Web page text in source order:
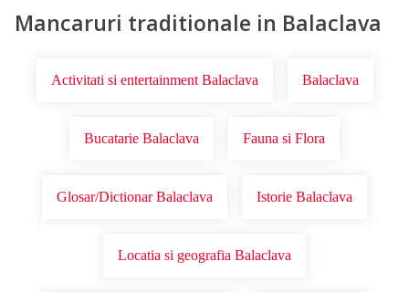
Mancaruri traditionale in Balaclava
Activitati si entertainment Balaclava Balaclava
Bucatarie Balaclava Fauna si Flora
Glosar/Dictionar Balaclava Istorie Balaclava
Locatia si geografia Balaclava